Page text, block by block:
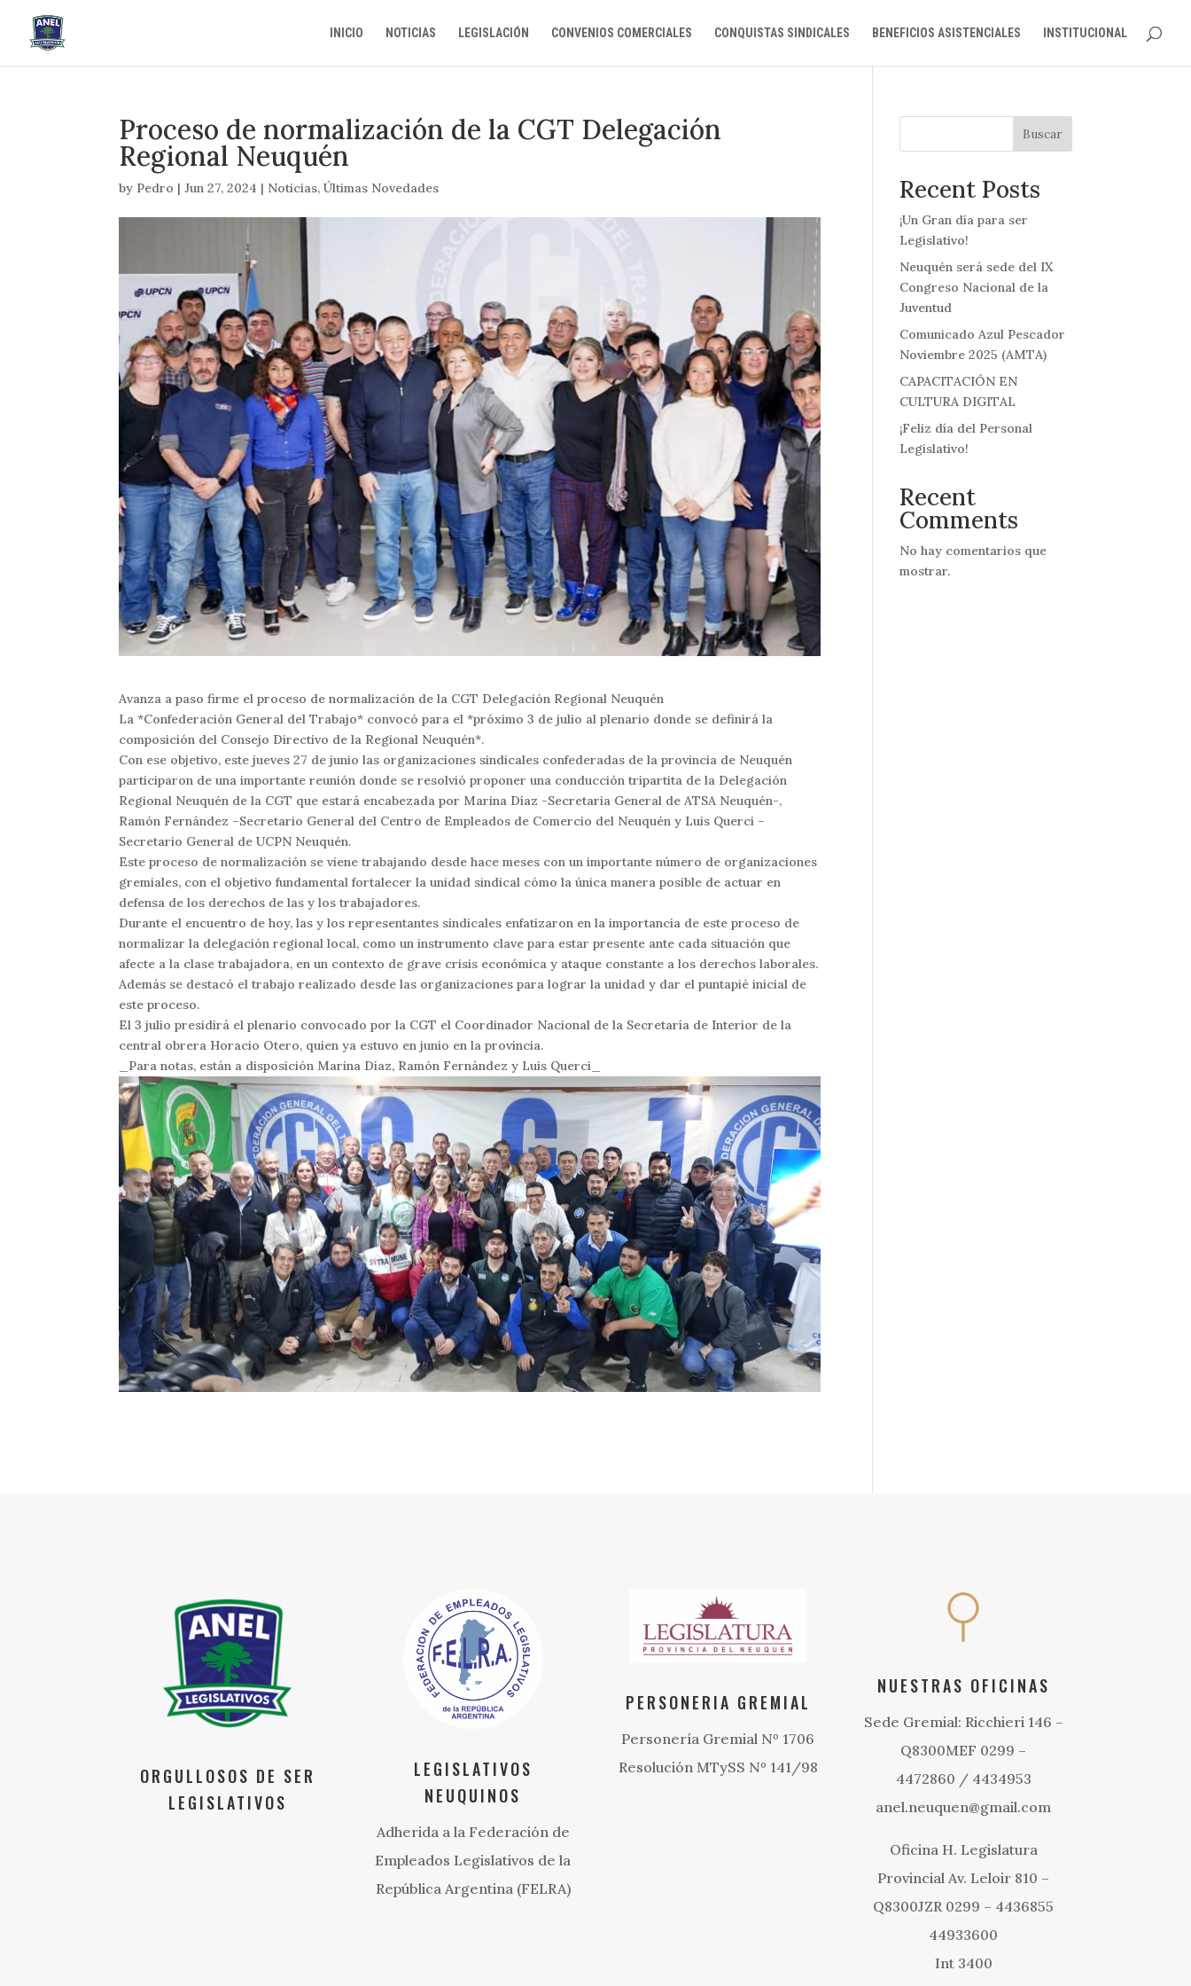
INICIO NOTICIAS LEGISLACIÓN CONVENIOS COMERCIALES CONQUISTAS SINDICALES BENEFICIOS ASISTENCIALES INSTITUCIONAL
Proceso de normalización de la CGT Delegación
Regional Neuquén
by Pedro |Jun 27, 2024 | Noticias,Últimas Novedades
Avanza a paso firme el proceso de normalización de la CGT Delegación Regional Neuquén
La *Confederación General del Trabajo* convocó para el *próximo 3 de julio al plenario donde se definirá la
composición del Consejo Directivo de la Regional Neuquén*.
Con ese objetivo, este jueves 27 de junio las organizaciones sindicales confederadas de la provincia de Neuquén
participaron de una importante reunión donde se resolvió proponer una conducción tripartita de la Delegación
Regional Neuquén de la CGT que estará encabezada por Marina Díaz -Secretaria General de ATSA Neuquén-,
Ramón Fernández –Secretario General del Centro de Empleados de Comercio del Neuquén y Luis Querci –
Secretario General de UCPN Neuquén.
Este proceso de normalización se viene trabajando desde hace meses con un importante número de organizaciones
gremiales, con el objetivo fundamental fortalecer la unidad sindical cómo la única manera posible de actuar en
defensa de los derechos de las y los trabajadores.
Durante el encuentro de hoy, las y los representantes sindicales enfatizaron en la importancia de este proceso de
normalizar la delegación regional local, como un instrumento clave para estar presente ante cada situación que
afecte a la clase trabajadora, en un contexto de grave crisis económica y ataque constante a los derechos laborales.
Además se destacó el trabajo realizado desde las organizaciones para lograr la unidad y dar el puntapié inicial de
este proceso.
El 3 julio presidirá el plenario convocado por la CGT el Coordinador Nacional de la Secretaría de Interior de la
central obrera Horacio Otero, quien ya estuvo en junio en la provincia.
_Para notas, están a disposición Marina Díaz, Ramón Fernández y Luis Querci_
Buscar
Recent Posts
¡Un Gran día para ser
Legislativo!
Neuquén será sede del IX
Congreso Nacional de la
Juventud
Comunicado Azul Pescador
Noviembre 2025 (AMTA)
CAPACITACIÓN EN
CULTURA DIGITAL
¡Feliz día del Personal
Legislativo!
Recent
Comments
No hay comentarios que
mostrar.
ORGULLOSOS DE SER
LEGISLATIVOS
LEGISLATIVOS
NEUQUINOS
Adherida a la Federación de
Empleados Legislativos de la
República Argentina (FELRA)
PERSONERIA GREMIAL
Personería Gremial Nº 1706
Resolución MTySS Nº 141/98
NUESTRAS OFICINAS
Sede Gremial: Ricchieri 146 –
Q8300MEF 0299 –
4472860 / 4434953
anel.neuquen@gmail.com
Oficina H. Legislatura
Provincial Av. Leloir 810 –
Q8300JZR 0299 – 4436855
44933600
Int 3400